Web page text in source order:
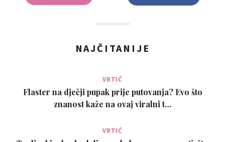
NAJČITANIJE
VRTIĆ
Flaster na dječji pupak prije putovanja? Evo što
znanost kaže na ovaj viralni t…
VRTIĆ